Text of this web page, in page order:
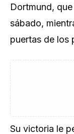
Dortmund,
sábado,
puertas de los
Su victoria le